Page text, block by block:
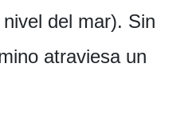
del mar). Sin
atraviesa un